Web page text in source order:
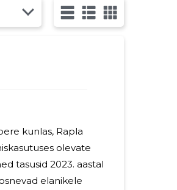
kunlas, Rapla
olevate
elanikele